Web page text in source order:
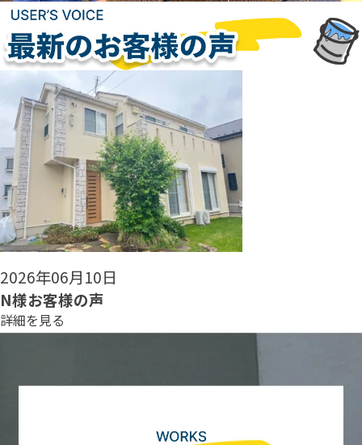
2026年06月08日
N様お客様の声
詳細を見る